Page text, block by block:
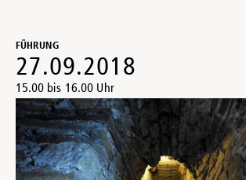
FÜHRUNG
27.09.2018
15.00 bis 16.00 Uhr